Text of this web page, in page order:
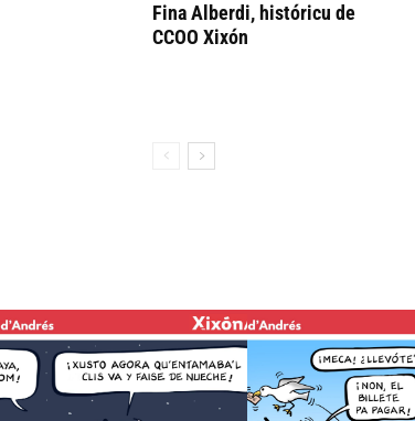
Fina Alberdi, históricu de
CCOO Xixón